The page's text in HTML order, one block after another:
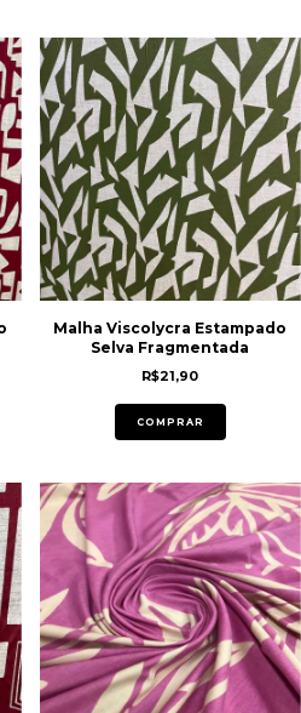
Malha Viscolycra Estampado
Selva Fragmentada
R$21,90
COMPRAR